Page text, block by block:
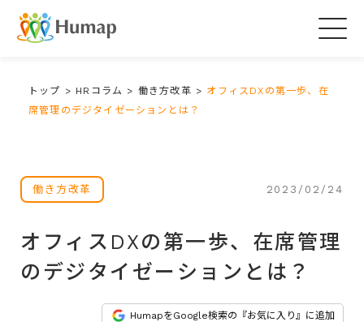
トップ > HRコラム > 働き方改革 > オフィスDXの第一歩、在
席管理のデジタイゼーションとは？
働き方改革 2023/02/24
オフィスDXの第一歩、在席管理
のデジタイゼーションとは？
HumapをGoogle検索の『お気に入り』に追加